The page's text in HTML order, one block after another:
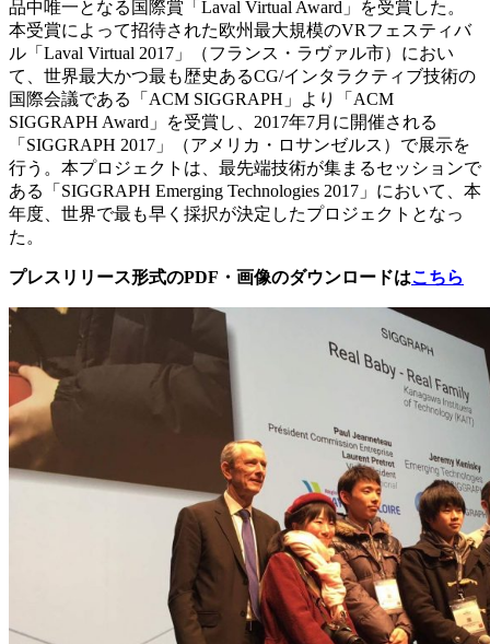
品中唯一となる国際賞「Laval Virtual Award」を受賞した。
本受賞によって招待された欧州最大規模のVRフェスティバ
ル「Laval Virtual 2017」（フランス・ラヴァル市）におい
て、世界最大かつ最も歴史あるCG/インタラクティブ技術の
国際会議である「ACM SIGGRAPH」より「ACM
SIGGRAPH Award」を受賞し、2017年7月に開催される
「SIGGRAPH 2017」（アメリカ・ロサンゼルス）で展示を
行う。本プロジェクトは、最先端技術が集まるセッションで
ある「SIGGRAPH Emerging Technologies 2017」において、本
年度、世界で最も早く採択が決定したプロジェクトとなっ
た。
プレスリリース形式のPDF・画像のダウンロードはこちら